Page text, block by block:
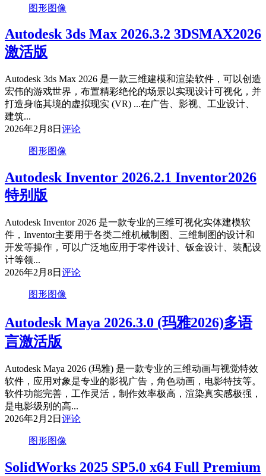
图形图像
Autodesk 3ds Max 2026.3.2 3DSMAX2026
激活版
Autodesk 3ds Max 2026 是一款三维建模和渲染软件，可以创造
宏伟的游戏世界，布置精彩绝伦的场景以实现设计可视化，并
打造身临其境的虚拟现实 (VR) ...在广告、影视、工业设计、
建筑...
2026年2月8日 评论
图形图像
Autodesk Inventor 2026.2.1 Inventor2026
特别版
Autodesk Inventor 2026 是一款专业的三维可视化实体建模软
件，Inventor主要用于各类二维机械制图、三维制图的设计和
开发等操作，可以广泛地应用于零件设计、钣金设计、装配设
计等领...
2026年2月8日 评论
图形图像
Autodesk Maya 2026.3.0 (玛雅2026)多语
言激活版
Autodesk Maya 2026 (玛雅) 是一款专业的三维动画与视觉特效
软件，应用对象是专业的影视广告，角色动画，电影特技等。
软件功能完善，工作灵活，制作效率极高，渲染真实感极强，
是电影级别的高...
2026年2月2日 评论
图形图像
SolidWorks 2025 SP5.0 x64 Full Premium